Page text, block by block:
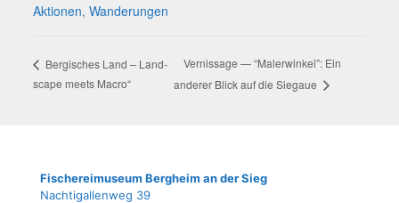
Aktionen, Wanderungen
Ber­gi­sches Land – Land­
scape meets Macro“
Ver­nis­sa­ge — “Maler­win­kel”: Ein
ande­rer Blick auf die Siegaue
Fische­rei­mu­se­um Berg­heim an der Sieg
Nach­ti­gal­len­weg 39